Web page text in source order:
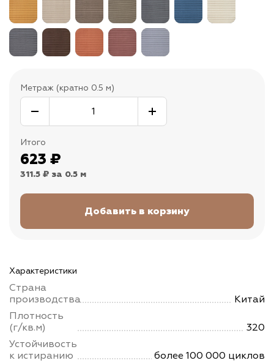
Метраж (кратно 0.5 м)
Итого
623 ₽
311.5 ₽ за 0.5 м
Характеристики
Страна
производства
Китай
Плотность
(г/кв.м)
320
Устойчивость
к истиранию
более 100 000 циклов